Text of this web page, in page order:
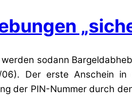
sodann
Der erste Anschein in
der PIN-Nummer durch